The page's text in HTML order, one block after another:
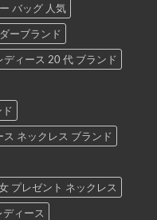
バッグ 人気
ーブランド
ディース 20 代 ブランド
ス ネックレス ブランド
プレゼント ネックレス
ディース